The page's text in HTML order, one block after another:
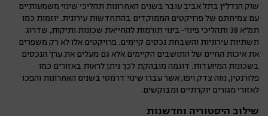
שוק הנדל"ן בתל אביב עובר בשנים האחרונות תהליכי שינוי משמעותיים
עם צמיחתם של פרויקטים הממוקדים בהתחדשות עירונית. יוזמות כמו
תמ"א 38 ותהליכי פינוי-בינוי תורמות להחייאת שכונות ותיקות, שדרוג
תשתיות עירוניות והשבחת נכסים קיימים. פרויקטים אלו לא רק משפרים
את איכות החיים של התושבים הקיימים אלא גם מעלים את ערך הנכסים
בשכונות המיועדות. דוגמה מובהקת לכך ניתן לראות באזורים כמו
פלורנטין, נווה צדק ויפו, אשר עברו שינוי דרמטי בשנים האחרונות והפכו
לאזורי מגורים יוקרתיים ומבוקשים.
שילוב היסטוריה וחדשנות